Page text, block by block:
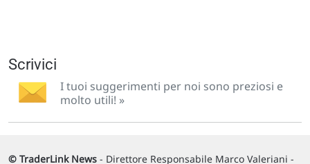
Scrivici
I tuoi suggerimenti per noi sono preziosi e
molto utili! »
© TraderLink News - Direttore Responsabile Marco Valeriani -